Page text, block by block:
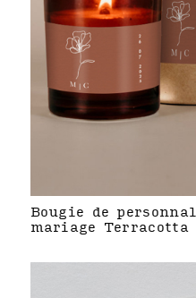
Bougie de
mariage Terracotta